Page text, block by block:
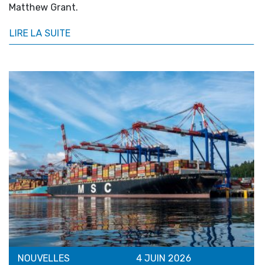
Matthew Grant.
LIRE LA SUITE
NOUVELLES 4 JUIN 2026